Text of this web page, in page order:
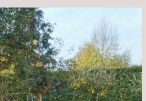
Therapie
Beginn
gut
überstanden